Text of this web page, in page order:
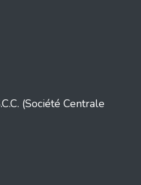
(Société Centrale